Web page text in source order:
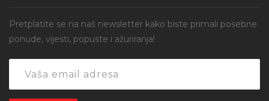
Pretplatite se na naš newsletter kako biste primali posebne
ponude, vijesti, popuste i ažuriranja!